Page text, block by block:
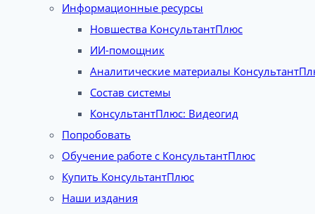
Информационные ресурсы
Новшества КонсультантПлюс
ИИ-помощник
Аналитические материалы
Состав системы
КонсультантПлюс: Видеогид
Попробовать
Обучение работе с КонсультантПлюс
Купить КонсультантПлюс
Наши издания